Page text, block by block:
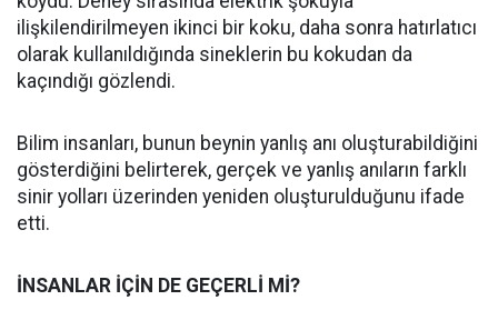
ilişkilendirilmeyen ikinci bir koku, daha sonra hatırlatıcı
olarak kullanıldığında sineklerin bu kokudan da
kaçındığı gözlendi.
Bilim insanları, bunun beynin yanlış anı oluşturabildiğini
gösterdiğini belirterek, gerçek ve yanlış anıların farklı
sinir yolları üzerinden yeniden oluşturulduğunu ifade
etti.
İNSANLAR İÇİN DE GEÇERLİ Mİ?